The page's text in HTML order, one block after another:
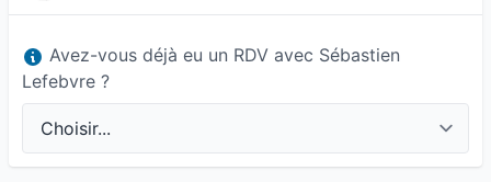
Avez-vous déjà eu un RDV avec Sébastien
Lefebvre ?